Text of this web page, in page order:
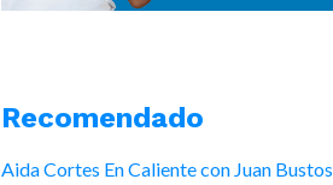
Recomendado
Aida Cortes En Caliente con Juan Bustos